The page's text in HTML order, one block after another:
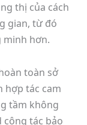
thị của cách
gian, từ đó
minh hơn.
toàn sở
hợp tác cam
tầm không
công tác bảo